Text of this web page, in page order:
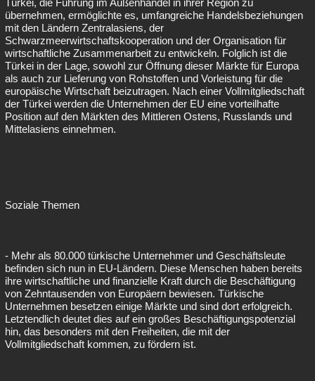
Türkei, die Führung im Außenhandel in ihrer Region zu
übernehmen, ermöglichte es, umfangreiche Handelsbeziehungen
mit den Ländern Zentralasiens, der
Schwarzmeerwirtschaftskooperation und der Organisation für
wirtschaftliche Zusammenarbeit zu entwickeln. Folglich ist die
Türkei in der Lage, sowohl zur Öffnung dieser Märkte für Europa
als auch zur Lieferung von Rohstoffen und Vorleistung für die
europäische Wirtschaft beizutragen. Nach einer Vollmitgliedschaft
der Türkei werden die Unternehmen der EU eine vorteilhafte
Position auf den Märkten des Mittleren Ostens, Russlands und
Mittelasiens einnehmen.
Soziale Themen
- Mehr als 80.000 türkische Unternehmer und Geschäftsleute
befinden sich nun in EU-Ländern. Diese Menschen haben bereits
ihre wirtschaftliche und finanzielle Kraft durch die Beschäftigung
von Zehntausenden von Europäern bewiesen. Türkische
Unternehmen besetzen einige Märkte und sind dort erfolgreich.
Letztendlich deutet dies auf ein großes Beschäftigungspotenzial
hin, das besonders mit den Freiheiten, die mit der
Vollmitgliedschaft kommen, zu fördern ist.